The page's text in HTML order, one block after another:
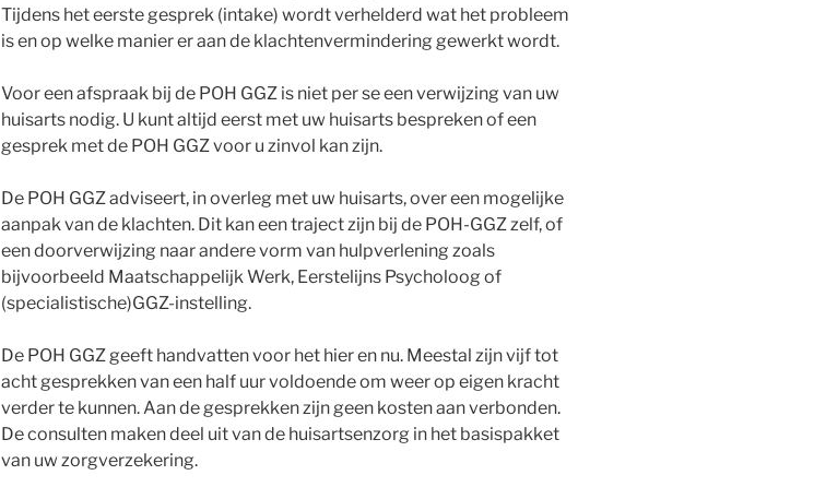
Tijdens het eerste gesprek (intake) wordt verhelderd wat het probleem
is en op welke manier er aan de klachtenvermindering gewerkt wordt.
Voor een afspraak bij de POH GGZ is niet per se een verwijzing van uw
huisarts nodig. U kunt altijd eerst met uw huisarts bespreken of een
gesprek met de POH GGZ voor u zinvol kan zijn.
De POH GGZ adviseert, in overleg met uw huisarts, over een mogelijke
aanpak van de klachten. Dit kan een traject zijn bij de POH-GGZ zelf, of
een doorverwijzing naar andere vorm van hulpverlening zoals
bijvoorbeeld Maatschappelijk Werk, Eerstelijns Psycholoog of
(specialistische)GGZ-instelling.
De POH GGZ geeft handvatten voor het hier en nu. Meestal zijn vijf tot
acht gesprekken van een half uur voldoende om weer op eigen kracht
verder te kunnen. Aan de gesprekken zijn geen kosten aan verbonden.
De consulten maken deel uit van de huisartsenzorg in het basispakket
van uw zorgverzekering.